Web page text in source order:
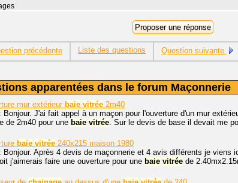
précédente Liste des questions Question suivante
apparentées dans le forum Maçonnerie
mur extérieur baie vitrée 2m40
: Bonjour. J'ai fait appel à un maçon pour l'ouverture d'un mur
de 2m40 pour une baie vitrée . Sur le devis de base il devait me
baie vitrée 240x215 maison 1980
: Bonjour. Après 4 devis de maçonnerie et 4 avis différents je
j'aimerais faire une ouverture pour une baie vitrée de